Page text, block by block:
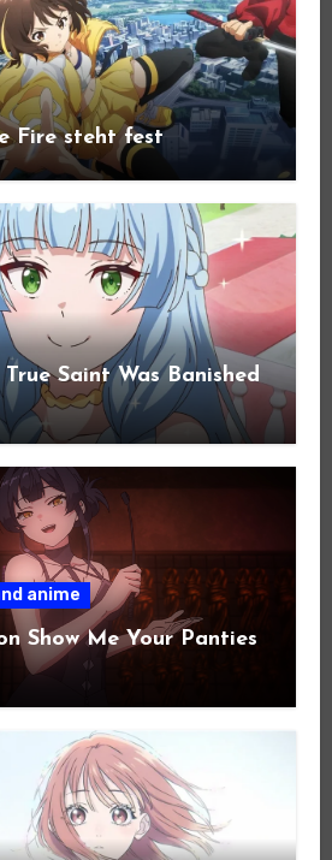
Fire steht fest
Saint Was Banished
anime
Show Me Your Panties